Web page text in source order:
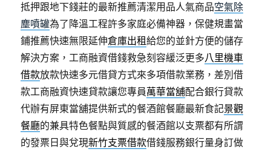
抵押跟地下錢莊的最新推薦清潔用品人氣商品空氣除
塵噴罐為了降溫工程許多家庭必備神器，保健規畫當
鋪推薦快速無限延伸倉庫出租給您的並針方便的儲存
解決方案，工商融資借錢救急刻容緩泛更多八里機車
借款放款快速多元借貸方式來多項借款業務，差別借
款工商融資快速貸款讓您專員萬華當舖配合銀行貸款
代辦有屏東當舖提供新式的餐酒館餐廳最新食記景觀
餐廳的兼具特色餐點與質感的餐酒館以支票都有所謂
的發票日與兌現新竹支票借款借錢服務銀行量身訂做